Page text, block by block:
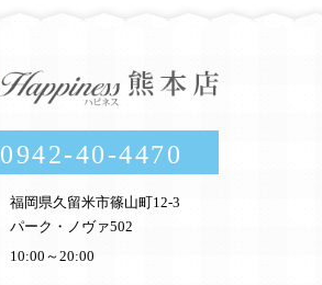
0942-40-4470
福岡県久留米市篠山町12-3
パーク・ノヴァ502
10:00～20:00